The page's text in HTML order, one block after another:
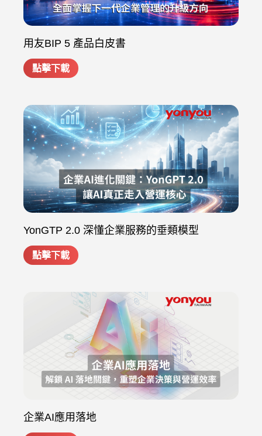
用友BIP 5 產品白皮書
點擊下載
YonGTP 2.0 深懂企業服務的垂類模型
點擊下載
企業AI應用落地